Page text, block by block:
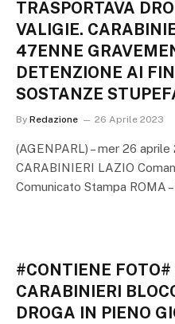
TRASPORTAVA
VALIGIE.
47ENNE
DETENZIONE AI
SOSTANZE
By Redazione 26 Aprile 2023
(AGENPARL) – mer 26
CARABINIERI LAZIO
Comunicato Stampa ROMA
#CONTIENE FOTO#
CARABINIERI
DROGA IN PIENO